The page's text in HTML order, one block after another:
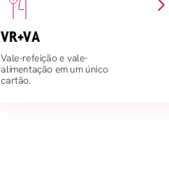
VR+VA
Vale-refeição e vale-
alimentação em um único
cartão.